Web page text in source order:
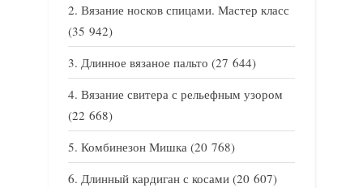
Вязание носков спицами. Мастер класс
(35 942)
Длинное вязаное пальто (27 644)
Вязание свитера с рельефным узором
(22 668)
Комбинезон Мишка (20 768)
Длинный кардиган с косами (20 607)